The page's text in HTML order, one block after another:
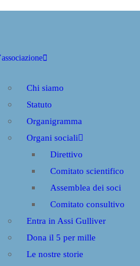
Chi siamo
Statuto
Organigramma
Organi sociali
Direttivo
Comitato scientifico
Assemblea dei soci
Comitato consultivo
Entra in Assi Gulliver
Dona il 5 per mille
Le nostre storie